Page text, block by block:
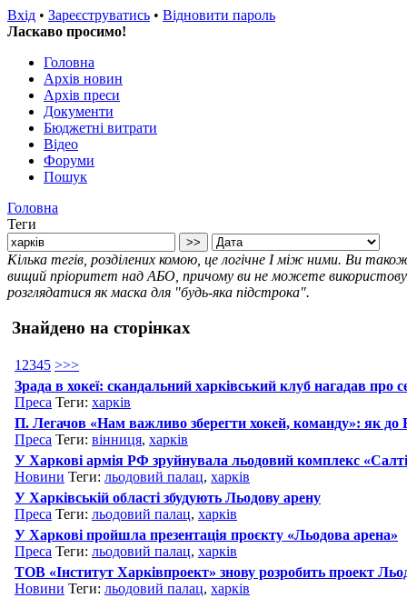
Вхід • Зареєструватись • Відновити пароль
Ласкаво просимо!
Головна
Архів новин
Архів преси
Документи
Бюджетні витрати
Відео
Форуми
Пошук
Головна
Теги
Кілька тегів, розділених комою, це логічне І між ними. Ви
вищий пріоритет над АБО, причому ви не можете
розглядатися як маска для "будь-яка підстрока".
Знайдено на сторінках
12345 >>>
Зрада в хокеї: скандальний харківський клуб нагадав про
Преса Теги: харків
П. Легачов «Нам важливо зберегти хокей, команду»: як до
Преса Теги: вінниця, харків
У Харкові армія РФ зруйнувала льодовий комплекс
Новини Теги: льодовий палац, харків
У Харківській області збудують Льодову арену
Преса Теги: льодовий палац, харків
У Харкові пройшла презентація проєкту «Льодова арена»
Преса Теги: льодовий палац, харків
ТОВ «Інститут Харківпроект» знову розробить проект
Новини Теги: льодовий палац, харків